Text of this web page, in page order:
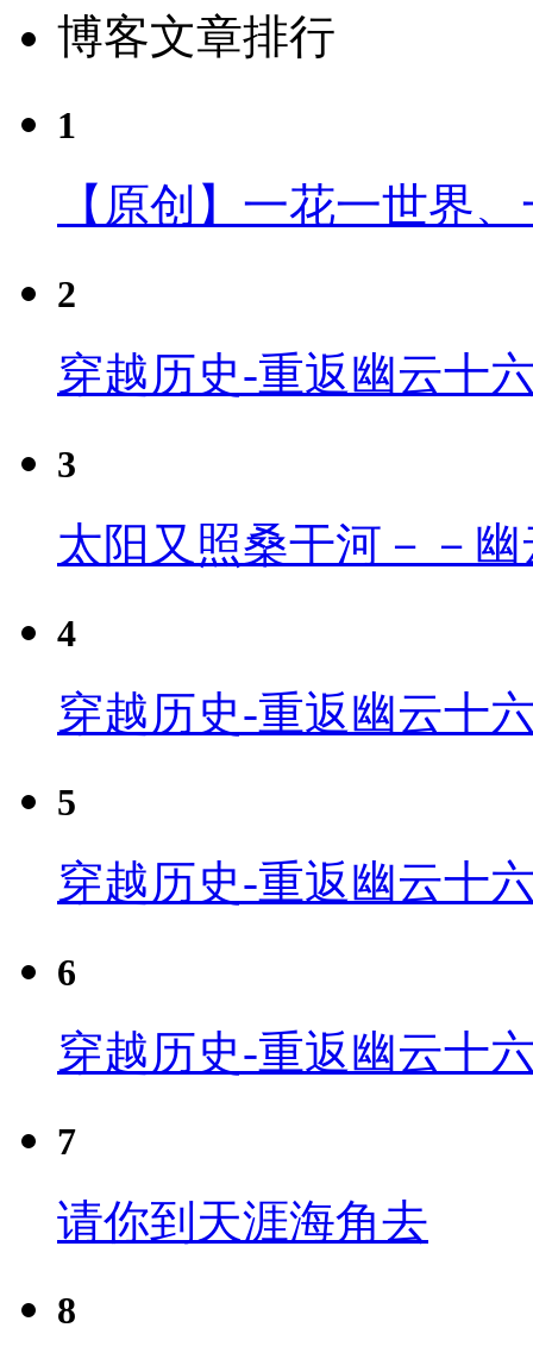
博客文章排行
1
【原创】一花一世界
2
穿越历史-重返幽云十
3
太阳又照桑干河－－
4
穿越历史-重返幽云十
5
穿越历史-重返幽云十
6
穿越历史-重返幽云十
7
请你到天涯海角去
8